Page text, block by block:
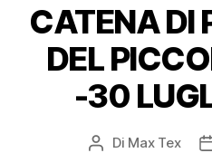
CATENA DI
DEL
-30
Autore
Di Max Tex